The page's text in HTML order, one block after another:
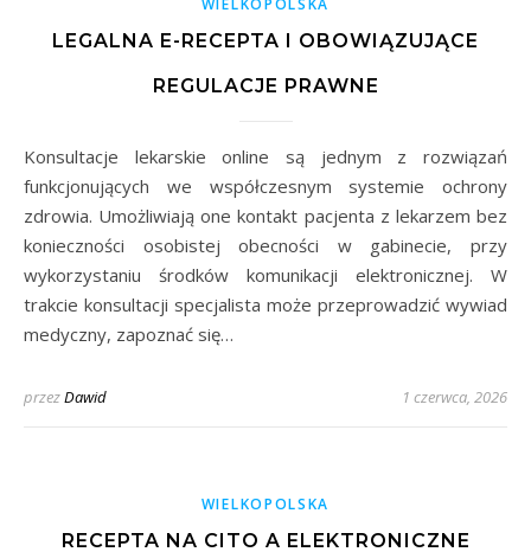
LEGALNA E-RECEPTA I OBOWIĄZUJĄCE
REGULACJE PRAWNE
Konsultacje lekarskie online są jednym z rozwiązań
funkcjonujących we współczesnym systemie ochrony
zdrowia. Umożliwiają one kontakt pacjenta z lekarzem bez
konieczności osobistej obecności w gabinecie, przy
wykorzystaniu środków komunikacji elektronicznej. W
trakcie konsultacji specjalista może przeprowadzić wywiad
medyczny, zapoznać się…
przezDawid 1 czerwca, 2026
WIELKOPOLSKA
RECEPTA NA CITO A ELEKTRONICZNE